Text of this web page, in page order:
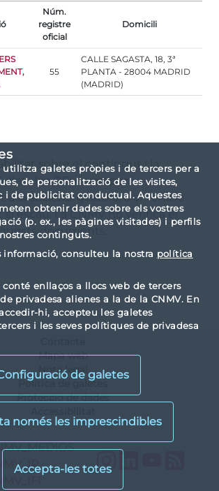
utilitza galetes pròpies i de tercers per a
de personalització de les visites,
i de publicitat conductual. Aquestes
obtenir dades sobre els vostres
(p. ex., les pàgines visitades) i perfils
continguts.
informació, consulteu la nostra política
enllaços a llocs web de tercers
privadesa alienes a la de la CNMV. En
hi, accepteu les galetes
i les seves polítiques de privadesa
de galetes
Núm.
registre
oficial
Domicili
55
CALLE SAGASTA, 18, 3ª
PLANTA - 28004 MADRID
(MADRID)
sobre el contingut i la
i les DFI correspon
a la societat gestora, o al vehicle
escau. La CNMV no verifica el
documents.
Mapa web
Nota legal
Política de galetes
Proteccio de dades